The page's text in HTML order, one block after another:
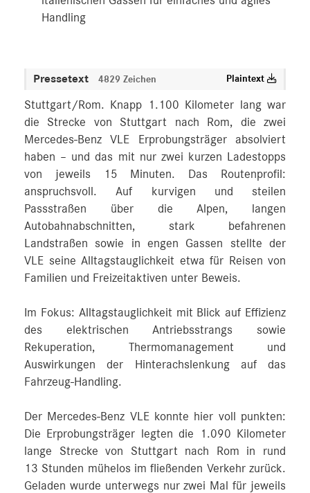
Handling
Pressetext 4829 Zeichen Plaintext
Stuttgart/Rom. Knapp 1.100 Kilometer lang war
die Strecke von Stuttgart nach Rom, die zwei
Mercedes‑Benz VLE Erprobungsträger absolviert
haben – und das mit nur zwei kurzen Ladestopps
von jeweils 15 Minuten. Das Routenprofil:
anspruchsvoll. Auf kurvigen und steilen
Passstraßen über die Alpen, langen
Autobahnabschnitten, stark befahrenen
Landstraßen sowie in engen Gassen stellte der
VLE seine Alltagstauglichkeit etwa für Reisen von
Familien und Freizeitaktiven unter Beweis.
Im Fokus: Alltagstauglichkeit mit Blick auf Effizienz
des elektrischen Antriebsstrangs sowie
Rekuperation, Thermomanagement und
Auswirkungen der Hinterachslenkung auf das
Fahrzeug-Handling.
Der Mercedes‑Benz VLE konnte hier voll punkten:
Die Erprobungsträger legten die 1.090 Kilometer
lange Strecke von Stuttgart nach Rom in rund
13 Stunden mühelos im fließenden Verkehr zurück.
Geladen wurde unterwegs nur zwei Mal für jeweils